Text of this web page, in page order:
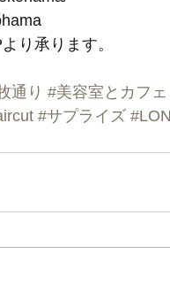
り承ります。
通り #美容室とカフェ
#サプライズ